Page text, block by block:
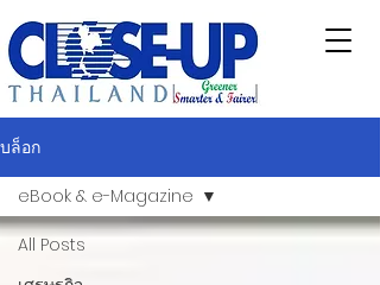
บล็อก
All Posts
eBook & e-Magazine